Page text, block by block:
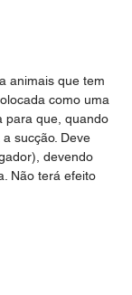
animais que tem
como uma
para que, quando
sucção. Deve
devendo
Não terá efeito